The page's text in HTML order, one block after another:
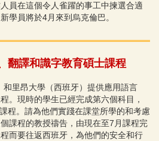
員在這個令人雀躍的事工中揀選合適
學員將於4月來到烏克倫巴。
翻譯和識字教育碩士課程
和里昂大學（西班牙）提供應用語言
。現時的學生已經完成第六個科目，
程。請為他們實踐在課堂所學的和考慮
課程的教授禱告，由現在至7月課程完
而要往返西班牙，為他們的安全和行